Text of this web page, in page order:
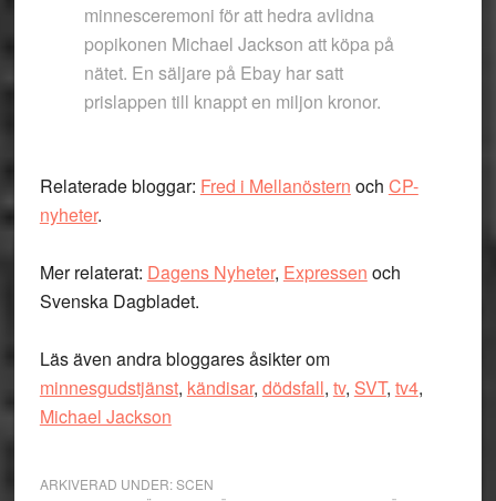
minnesceremoni för att hedra avlidna
popikonen Michael Jackson att köpa på
nätet. En säljare på Ebay har satt
prislappen till knappt en miljon kronor.
Relaterade bloggar: Fred i Mellanöstern och CP-
nyheter.
Mer relaterat: Dagens Nyheter, Expressen och
Svenska Dagbladet.
Läs även andra bloggares åsikter om
minnesgudstjänst, kändisar, dödsfall, tv, SVT, tv4,
Michael Jackson
ARKIVERAD UNDER:SCEN